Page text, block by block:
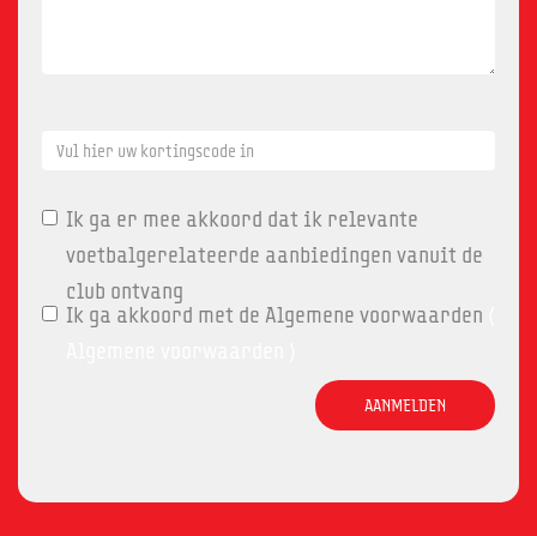
Ik ga er mee akkoord dat ik relevante
voetbalgerelateerde aanbiedingen vanuit de
club ontvang
Ik ga akkoord met de Algemene voorwaarden
AANMELDEN